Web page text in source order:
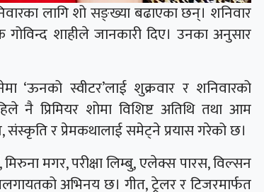
लागि शो सङ्ख्या बढाएका छन्। शनिवार
शाहीले जानकारी दिए। उनका अनुसार
‘ऊनको स्वीटर’लाई शुक्रवार र शनिवारको
प्रिमियर शोमा विशिष्ट अतिथि तथा आम
र प्रेमकथालाई समेट्ने प्रयास गरेको छ।
मगर, परीक्षा लिम्बु, एलेक्स पारस, विल्सन
अभिनय छ। गीत, ट्रेलर र टिजरमार्फत